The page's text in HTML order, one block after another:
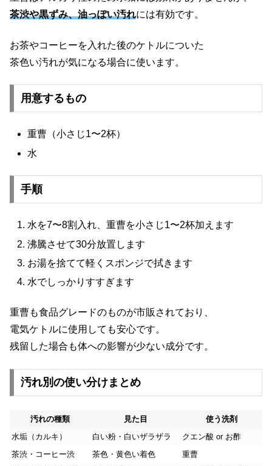
茶渋や黒ずみ、油っぽい汚れには有効です。
お茶やコーヒーを入れた後のケトルについた
茶色い汚れが気になる場合に使います。
用意するもの
重曹（小さじ1〜2杯）
水
手順
水を7〜8割入れ、重曹を小さじ1〜2杯加えます
沸騰させて30分放置します
お湯を捨てて軽くスポンジで拭きます
水でしっかりすすぎます
重曹も食品グレードのものが市販されており、
電気ケトルに使用しても安心です。
残留した場合も体への影響が少ない成分です。
汚れ別の使い分けまとめ
汚れの種類 見た目
使う洗剤
水垢（カルキ）
白い粉・白いザラザラ
クエン酸 or お酢
茶渋・コーヒー渋
茶色・黄色い着色
重曹